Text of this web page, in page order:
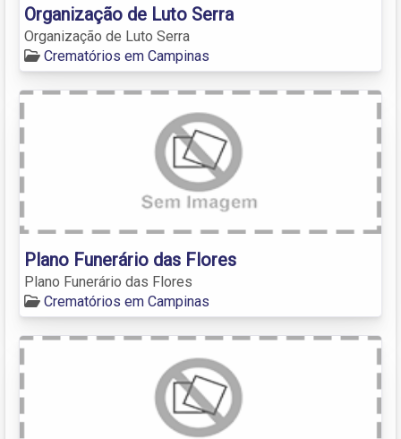
Organização de Luto Serra
Organização de Luto Serra
Crematórios em Campinas
Plano Funerário das Flores
Plano Funerário das Flores
Crematórios em Campinas